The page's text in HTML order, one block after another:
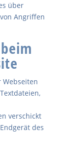
über
Angriffen
Webseiten
verschickt
des